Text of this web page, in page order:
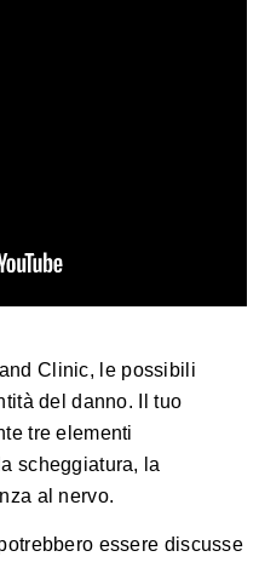
Clinic, le possibili
del danno. Il tuo
tre elementi
scheggiatura, la
al nervo.
essere discusse